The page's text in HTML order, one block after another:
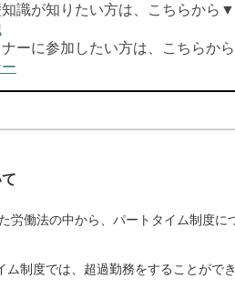
識が知りたい方は、こちらから▼
ーに参加したい方は、こちらか
労働法の中から、パートタイム制度に
制度では、超過勤務をすることがで